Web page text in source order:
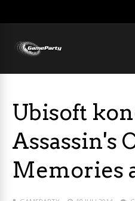
Ubisoft
Assassin's
Memories